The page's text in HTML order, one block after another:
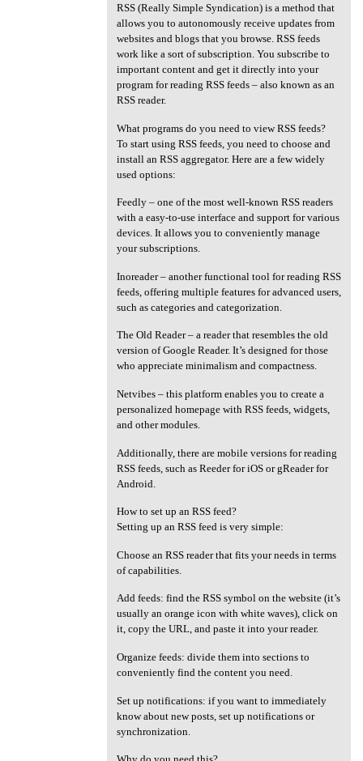
RSS (Really Simple Syndication) is a method that
allows you to autonomously receive updates from
websites and blogs that you browse. RSS feeds
work like a sort of subscription. You subscribe to
important content and get it directly into your
program for reading RSS feeds – also known as an
RSS reader.
What programs do you need to view RSS feeds?
To start using RSS feeds, you need to choose and
install an RSS aggregator. Here are a few widely
used options:
Feedly – one of the most well-known RSS readers
with a easy-to-use interface and support for various
devices. It allows you to conveniently manage
your subscriptions.
Inoreader – another functional tool for reading RSS
feeds, offering multiple features for advanced users,
such as categories and categorization.
The Old Reader – a reader that resembles the old
version of Google Reader. It’s designed for those
who appreciate minimalism and compactness.
Netvibes – this platform enables you to create a
personalized homepage with RSS feeds, widgets,
and other modules.
Additionally, there are mobile versions for reading
RSS feeds, such as Reeder for iOS or gReader for
Android.
How to set up an RSS feed?
Setting up an RSS feed is very simple:
Choose an RSS reader that fits your needs in terms
of capabilities.
Add feeds: find the RSS symbol on the website (it’s
usually an orange icon with white waves), click on
it, copy the URL, and paste it into your reader.
Organize feeds: divide them into sections to
conveniently find the content you need.
Set up notifications: if you want to immediately
know about new posts, set up notifications or
synchronization.